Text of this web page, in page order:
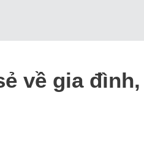
về gia đình,